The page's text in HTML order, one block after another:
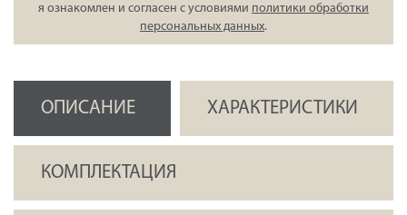
я ознакомлен и согласен с условиями политики обработки
персональных данных.
ОПИСАНИЕ ХАРАКТЕРИСТИКИ
КОМПЛЕКТАЦИЯ